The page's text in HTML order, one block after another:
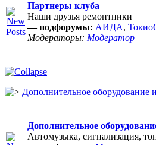
Партнеры клуба
Наши друзья ремонтники
— подфорумы: АИДА,
Модераторы: Модератор
Дополнительное оборудование
Дополнительное
Автомузыка, сигнализация,